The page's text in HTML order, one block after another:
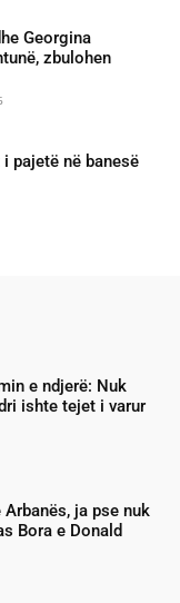
Georgina
zbulohen
pajetë në banesë
e ndjerë: Nuk
ishte tejet i varur
ja pse nuk
Bora e Donald